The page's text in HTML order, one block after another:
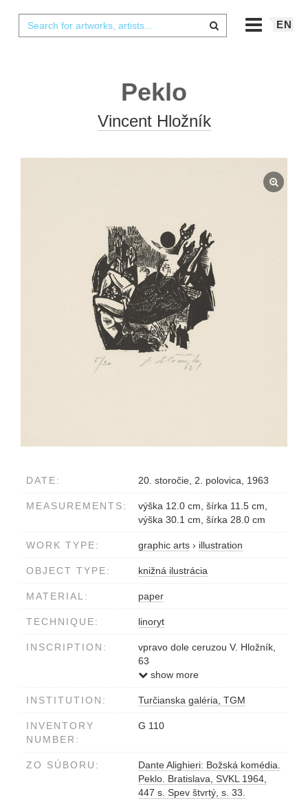
EN
Peklo
Vincent Hložník
DATE: 20. storočie, 2. polovica, 1963
MEASUREMENTS:
výška 12.0 cm, šírka 11.5 cm,
výška 30.1 cm, šírka 28.0 cm
WORK TYPE: graphic arts › illustration
OBJECT TYPE: knižná ilustrácia
MATERIAL: paper
TECHNIQUE: linoryt
INSCRIPTION:
vpravo dole ceruzou V. Hložník,
63
vľavo dole ceruzou 5/20
show more
INSTITUTION: Turčianska galéria, TGM
INVENTORY
NUMBER:
G 110
ZO SÚBORU:
Dante Alighieri: Božská komédia.
Peklo. Bratislava, SVKL 1964,
447 s. Spev štvrtý, s. 33.